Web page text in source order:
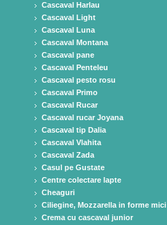
Cascaval Harlau
Cascaval Light
Cascaval Luna
Cascaval Montana
Cascaval pane
Cascaval Penteleu
Cascaval pesto rosu
Cascaval Primo
Cascaval Rucar
Cascaval rucar Joyana
Cascaval tip Dalia
Cascaval Vlahita
Cascaval Zada
Casul pe Gustate
Centre colectare lapte
Cheaguri
Ciliegine, Mozzarella in forme mici
Crema cu cascaval junior